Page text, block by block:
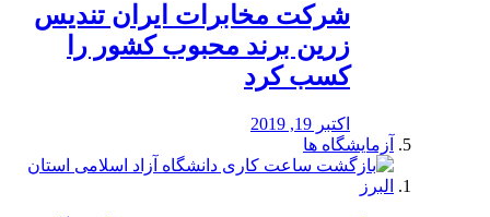
شرکت مخابرات ایران تندیس
زرین برند محبوب کشور را
کسب کرد
اکتبر 19, 2019
آزمایشگاه ها